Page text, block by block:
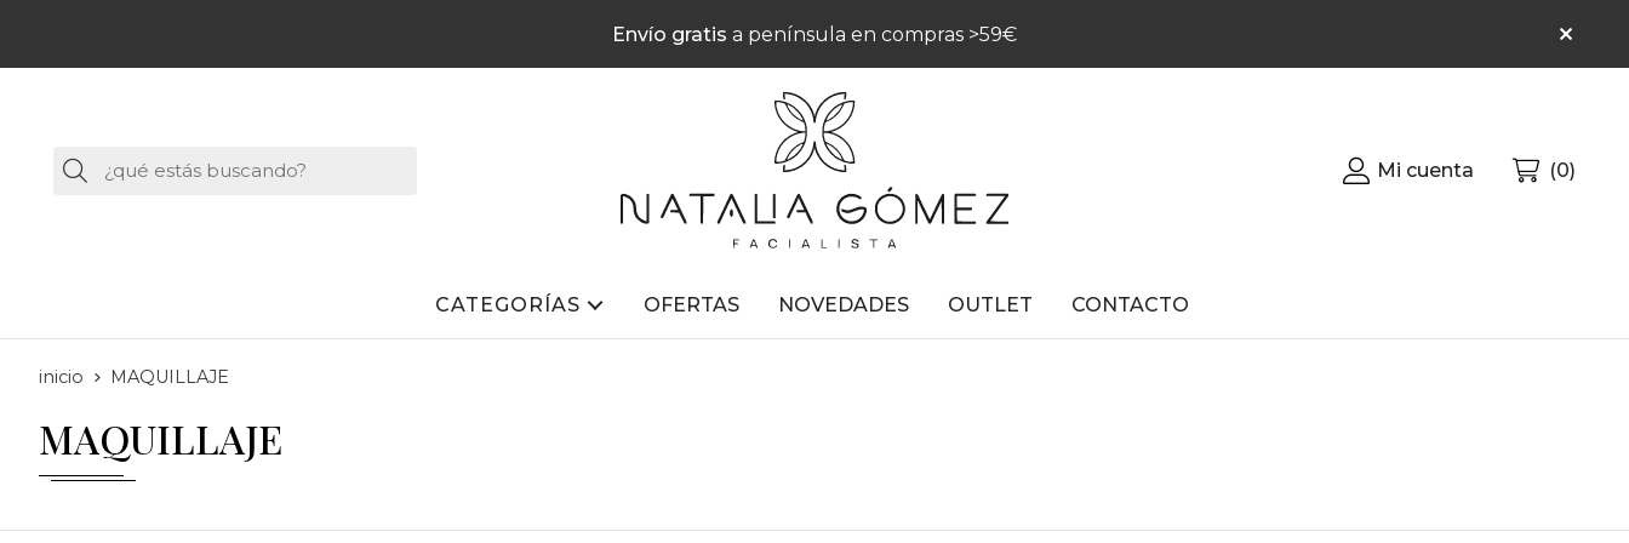
Envío gratis a península en compras >59€
Buscar Mi cuenta 0
CATEGORÍAS OFERTAS NOVEDADES OUTLET CONTACTO
inicio MAQUILLAJE
MAQUILLAJE